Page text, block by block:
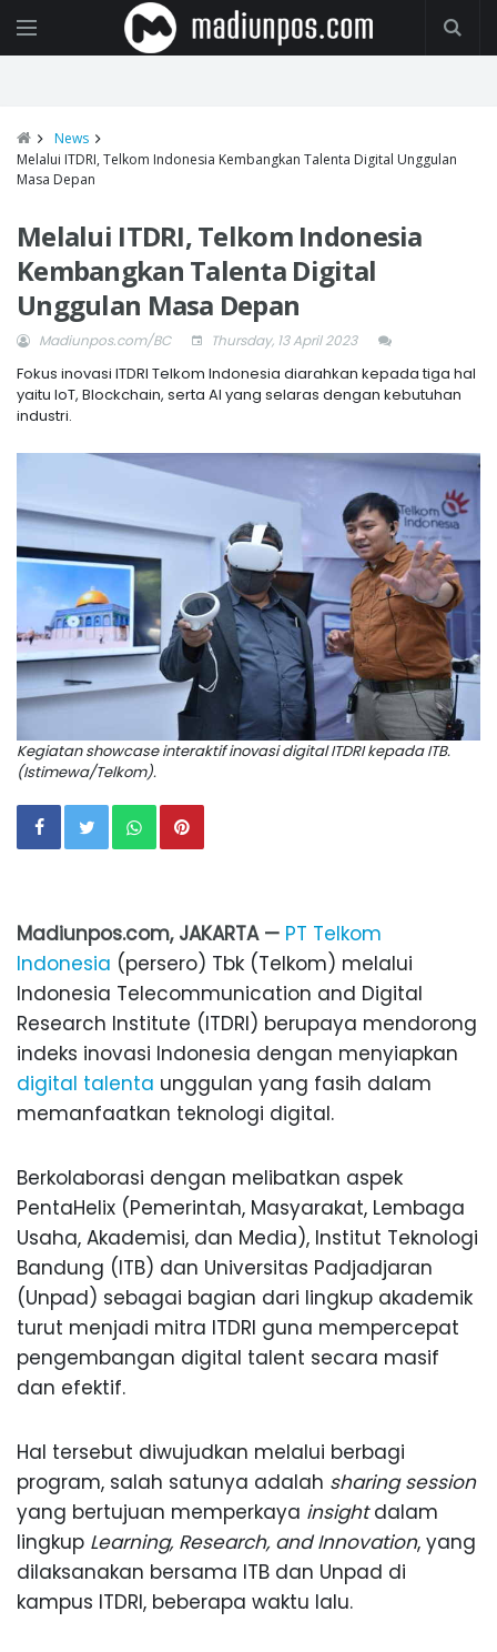
News
Melalui ITDRI, Telkom Indonesia Kembangkan Talenta Digital Unggulan
Masa Depan
Melalui ITDRI, Telkom Indonesia
Kembangkan Talenta Digital
Unggulan Masa Depan
Madiunpos.com/BC Thursday, 13 April 2023
Fokus inovasi ITDRI Telkom Indonesia diarahkan kepada tiga hal
yaitu IoT, Blockchain, serta AI yang selaras dengan kebutuhan
industri.
Kegiatan showcase interaktif inovasi digital ITDRI kepada ITB.
(Istimewa/Telkom).
Madiunpos.com, JAKARTA — PT Telkom
Indonesia (persero) Tbk (Telkom) melalui
Indonesia Telecommunication and Digital
Research Institute (ITDRI) berupaya mendorong
indeks inovasi Indonesia dengan menyiapkan
digital talenta unggulan yang fasih dalam
memanfaatkan teknologi digital.
Berkolaborasi dengan melibatkan aspek
PentaHelix (Pemerintah, Masyarakat, Lembaga
Usaha, Akademisi, dan Media), Institut Teknologi
Bandung (ITB) dan Universitas Padjadjaran
(Unpad) sebagai bagian dari lingkup akademik
turut menjadi mitra ITDRI guna mempercepat
pengembangan digital talent secara masif
dan efektif.
Hal tersebut diwujudkan melalui berbagi
program, salah satunya adalah sharing session
yang bertujuan memperkaya insightdalam
lingkup Learning, Research, and Innovation, yang
dilaksanakan bersama ITB dan Unpad di
kampus ITDRI, beberapa waktu lalu.